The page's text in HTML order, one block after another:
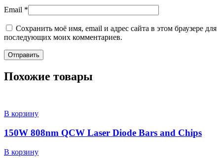
Email *
Сохранить моё имя, email и адрес сайта в этом браузере для
последующих моих комментариев.
Похожие товары
В корзину
150W 808nm QCW Laser Diode Bars and Chips
В корзину